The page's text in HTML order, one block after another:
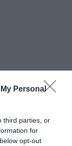
Personal
third parties, or
for
opt-out